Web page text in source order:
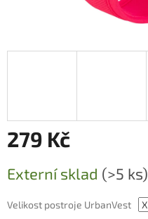
279 Kč
cena:
Externí sklad (>5 ks)
Velikost postroje UrbanVest